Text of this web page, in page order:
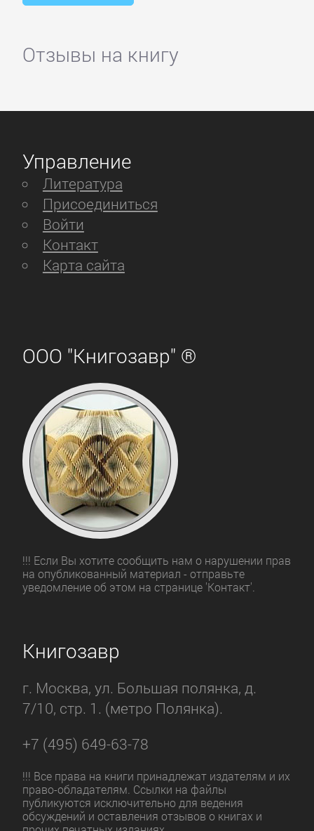
Отзывы на книгу
Управление
Литература
Присоединиться
Войти
Контакт
Карта сайта
ООО "Книгозавр" ®
!!! Если Вы хотите сообщить нам о нарушении прав
на опубликованный материал - отправьте
уведомление об этом на странице 'Контакт'.
Книгозавр
г. Москва, ул. Большая полянка, д.
7/10, стр. 1. (метро Полянка).
+7 (495) 649-63-78
!!! Все права на книги принадлежат издателям и их
право-обладателям. Ссылки на файлы
публикуются исключительно для ведения
обсуждений и оставления отзывов о книгах и